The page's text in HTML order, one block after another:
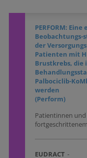
PERFORM:
Beobachtungs-
der
Patienten mit
Brustkrebs, die
Palbociclib-
werden
(Perform)
Patientinnen
EUDRACT -